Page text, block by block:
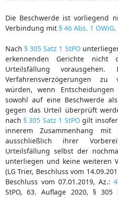
Die Beschwerde ist vorliegend
Verbindung mit § 46 Abs. 1 OWiG.
Nach § 305 Satz 1 StPO
erkennenden Gerichte nicht
Urteilsfällung vorausgehen.
Verfahrensverzögerungen
würden, wenn
sowohl auf eine Beschwerde
gegen das Urteil überprüft
nach § 305 Satz 1 StPO gilt
innerem Zusammenhang
ausschließlich ihrer
Urteilsfällung selbst der
unterliegen und keine weiteren
(LG Trier, Beschluss vom
Beschluss vom 07.01.2019, Az.:
StPO, 63. Auflage 2020, §